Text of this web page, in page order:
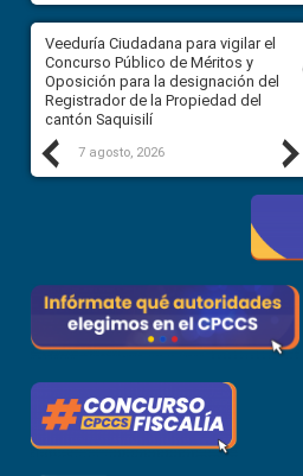
Previous
Veeduría Ciudadana para vigilar el
Concurso Público de Méritos y
Oposición para la designación del
Registrador de la Propiedad del
cantón Saquisilí
7 agosto, 2026